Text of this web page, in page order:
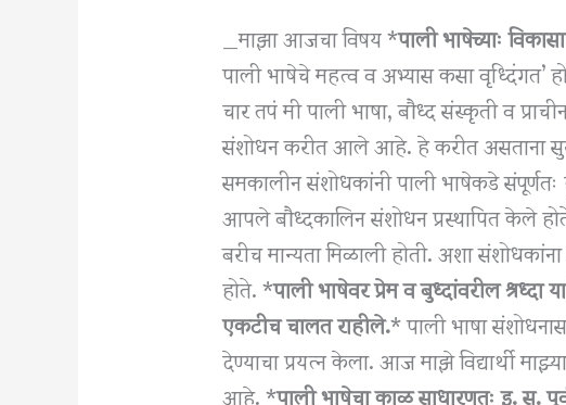
_माझा आजचा विषय *पाली भाषेच्याः
पाली भाषेचे महत्व व अभ्यास कसा
चार तपं मी पाली भाषा, बौध्द संस्कृती व
संशोधन करीत आले आहे. हे करीत असताना
समकालीन संशोधकांनी पाली भाषेकडे
आपले बौध्दकालिन संशोधन प्रस्थापित केले
बरीच मान्यता मिळाली होती. अशा
होते. *पाली भाषेवर प्रेम व बुध्दांवरील
एकटीच चालत राहीले.* पाली भाषा
देण्याचा प्रयत्न केला. आज माझे विद्यार्थी